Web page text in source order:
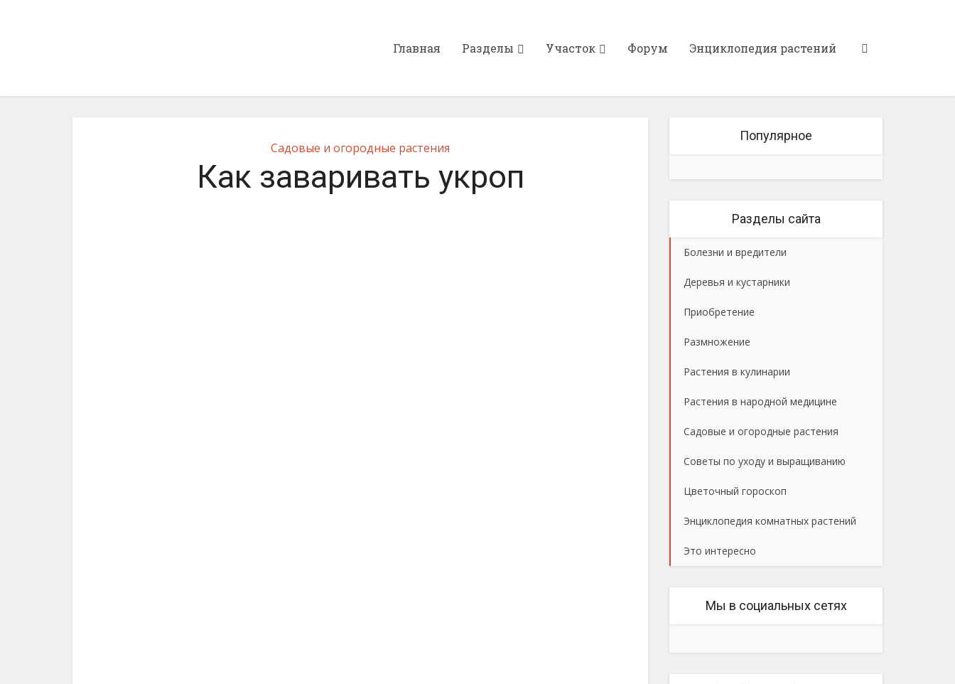
Главная Разделы Участок Форум Энциклопедия растений
Садовые и огородные растения
Как заваривать укроп
Популярное
Разделы сайта
Болезни и вредители
Деревья и кустарники
Приобретение
Размножение
Растения в кулинарии
Растения в народной медицине
Садовые и огородные растения
Советы по уходу и выращиванию
Цветочный гороскоп
Энциклопедия комнатных растений
Это интересно
Мы в социальных сетях